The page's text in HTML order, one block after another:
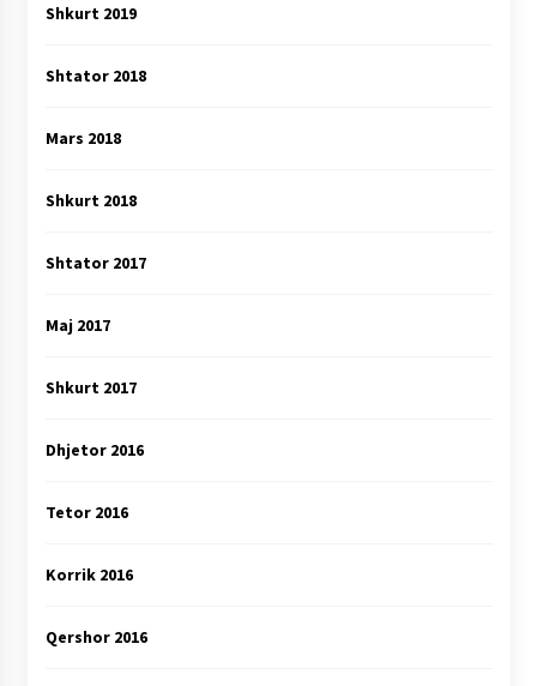
Shkurt 2019
Shtator 2018
Mars 2018
Shkurt 2018
Shtator 2017
Maj 2017
Shkurt 2017
Dhjetor 2016
Tetor 2016
Korrik 2016
Qershor 2016